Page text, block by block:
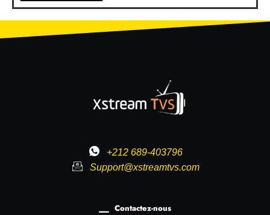
+212 689-403796
Support@xstreamtvs.com
Contactez-nous